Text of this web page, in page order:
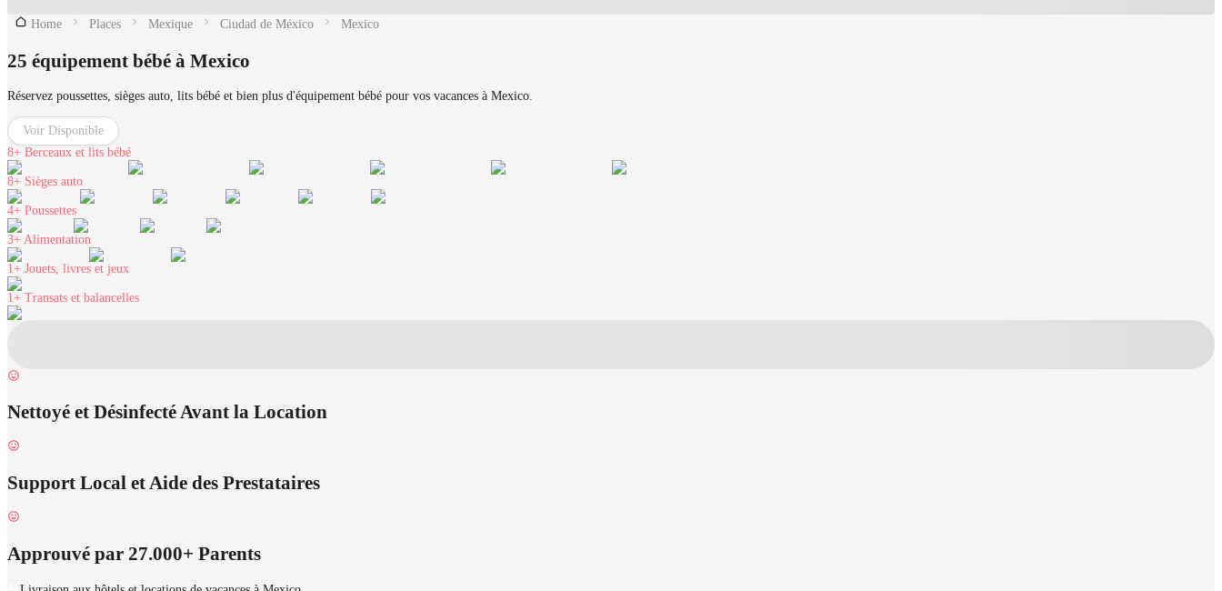
Home Places Mexique Ciudad de México Mexico
25 équipement bébé à Mexico
Réservez poussettes, sièges auto, lits bébé et bien plus d'équipement bébé pour vos vacances à Mexico.
Voir Disponible
8+ Berceaux et lits bébé
8+ Sièges auto
4+ Poussettes
3+ Alimentation
1+ Jouets, livres et jeux
1+ Transats et balancelles
Nettoyé et Désinfecté Avant la Location
Support Local et Aide des Prestataires
Approuvé par 27.000+ Parents